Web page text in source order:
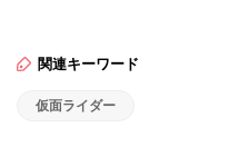
関連キーワード
仮面ライダー